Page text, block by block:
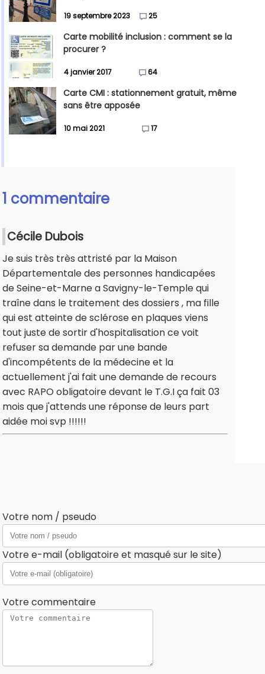
19 septembre 2023 25
Carte mobilité inclusion : comment se la
procurer ?
4 janvier 2017 64
Carte CMI : stationnement gratuit, même
sans être apposée
10 mai 2021 17
1 commentaire
Cécile Dubois
Je suis très très attristé par la Maison
Départementale des personnes handicapées
de Seine-et-Marne a Savigny-le-Temple qui
traîne dans le traitement des dossiers , ma fille
qui est atteinte de sclérose en plaques viens
tout juste de sortir d'hospitalisation ce voit
refuser sa demande par une bande
d'incompétents de la médecine et la
actuellement j'ai fait une demande de recours
avec RAPO obligatoire devant le T.G.I ça fait 03
mois que j'attends une réponse de leurs part
aidée moi svp !!!!!!
Votre nom / pseudo
Votre e-mail (obligatoire et masqué sur le site)
Votre commentaire